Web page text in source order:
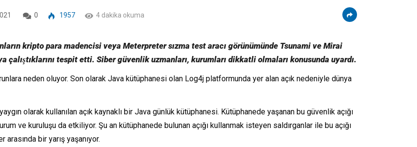
0 1957 4 dakika okuma
kripto para madencisi veya Meterpreter sızma test aracı görünümünde Tsunami ve Mirai
çalıştıklarını tespit etti. Siber güvenlik uzmanları, kurumları dikkatli olmaları konusunda uyardı.
neden oluyor. Son olarak Java kütüphanesi olan Log4j platformunda yer alan açık nedeniyle dünya
olarak kullanılan açık kaynaklı bir Java günlük kütüphanesi. Kütüphanede yaşanan bu güvenlik açığı
ve kuruluşu da etkiliyor. Şu an kütüphanede bulunan açığı kullanmak isteyen saldırganlar ile bu açığı
bir yarış yaşanıyor.